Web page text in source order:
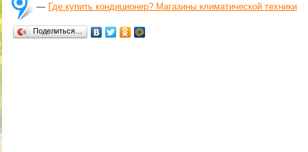
— Где купить кондиционер? Магазины климатической техники
Поделиться…